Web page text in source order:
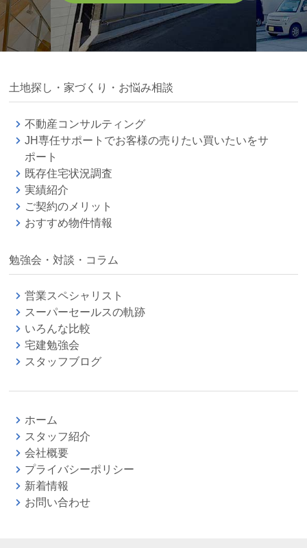
土地探し・家づくり・お悩み相談
不動産コンサルティング
JH専任サポートでお客様の売りたい買いたいをサ
ポート
既存住宅状況調査
実績紹介
ご契約のメリット
おすすめ物件情報
勉強会・対談・コラム
営業スペシャリスト
スーパーセールスの軌跡
いろんな比較
宅建勉強会
スタッフブログ
ホーム
スタッフ紹介
会社概要
プライバシーポリシー
新着情報
お問い合わせ